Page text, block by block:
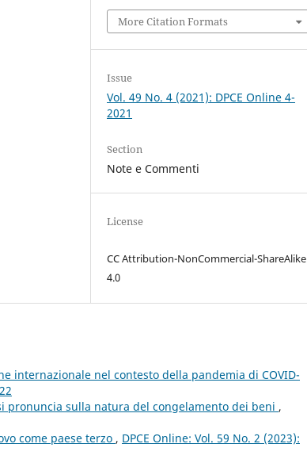
More Citation Formats
Issue
Vol. 49 No. 4 (2021): DPCE Online 4-
2021
Section
Note e Commenti
License
CC Attribution-NonCommercial-ShareAlike
4.0
internazionale nel contesto della pandemia di COVID-
pronuncia sulla natura del congelamento dei beni ,
come paese terzo , DPCE Online: Vol. 59 No. 2 (2023):